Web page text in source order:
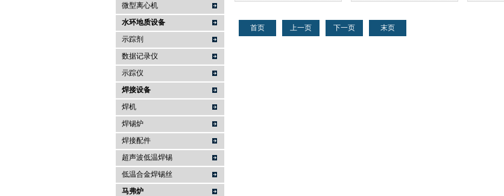
微型离心机
水环地质设备
示踪剂
数据记录仪
示踪仪
焊接设备
焊机
焊锡炉
焊接配件
超声波低温焊锡
低温合金焊锡丝
马弗炉
首页 上一页 下一页 末页